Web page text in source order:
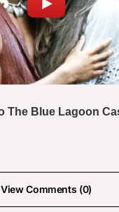
View Comments (0)